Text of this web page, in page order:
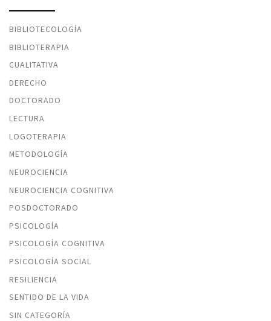
BIBLIOTECOLOGÍA
BIBLIOTERAPIA
CUALITATIVA
DERECHO
DOCTORADO
LECTURA
LOGOTERAPIA
METODOLOGÍA
NEUROCIENCIA
NEUROCIENCIA COGNITIVA
POSDOCTORADO
PSICOLOGÍA
PSICOLOGÍA COGNITIVA
PSICOLOGÍA SOCIAL
RESILIENCIA
SENTIDO DE LA VIDA
SIN CATEGORÍA